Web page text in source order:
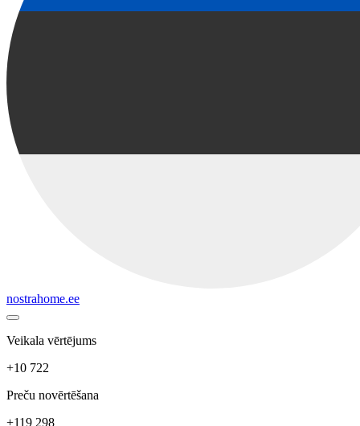
nostrahome.ee
Veikala vērtējums
+10 722
Preču novērtēšana
+119 298